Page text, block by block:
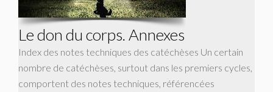
Le don du corps. Annexes
Index des notes techniques des catéchèses Un certain
nombre de catéchèses, surtout dans les premiers cycles,
comportent des notes techniques, référencées